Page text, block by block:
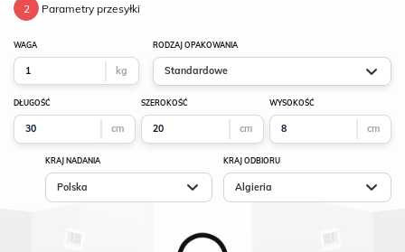
2 Parametry przesyłki
WAGA
kg
RODZAJ OPAKOWANIA
Standardowe
DŁUGOŚĆ
cm
SZEROKOŚĆ
cm
WYSOKOŚĆ
cm
KRAJ NADANIA
Polska
KRAJ ODBIORU
Algieria